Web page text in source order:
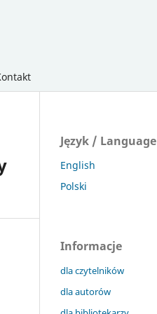
Język / Language
English
Polski
Informacje
dla czytelników
dla autorów